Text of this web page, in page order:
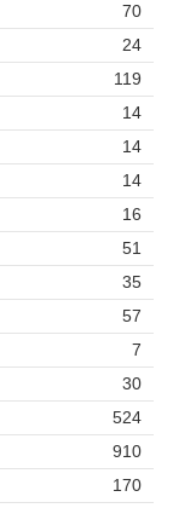
70
24
119
14
14
14
16
51
35
57
7
30
524
910
170